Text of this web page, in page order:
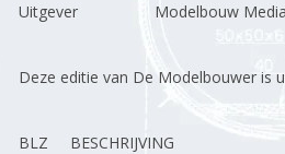
Uitgever
Modelbouw
Deze editie van De Modelbouwer is
BLZ BESCHRIJVING